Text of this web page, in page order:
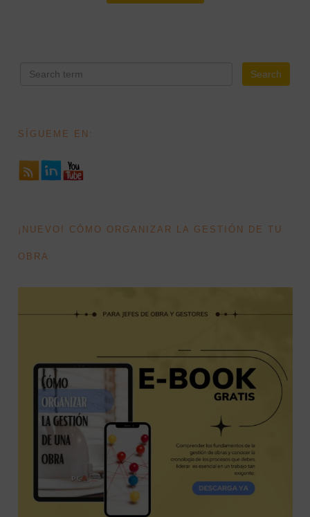
SÍGUEME EN:
¡NUEVO! CÓMO ORGANIZAR LA GESTIÓN DE TU
OBRA